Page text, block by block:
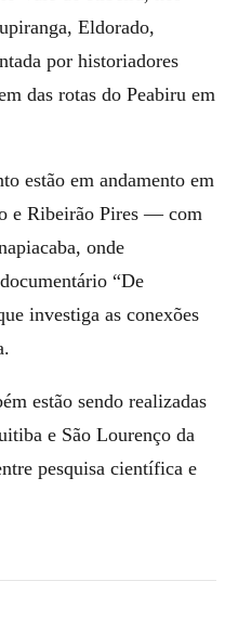
Eldorado,
por historiadores
das rotas do Peabiru em
estão em andamento em
e Ribeirão Pires — com
onde
“De
investiga as conexões
estão sendo realizadas
e São Lourenço da
pesquisa científica e